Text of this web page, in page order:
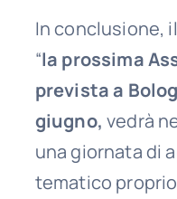
In conclusione,
“la prossima
prevista a
giugno,vedrà
una giornata di
tematico